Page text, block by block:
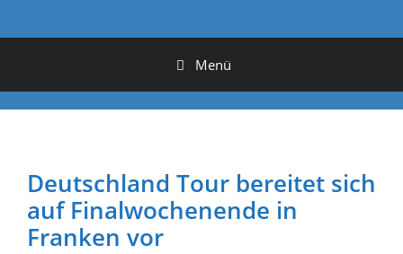
Menü
Deutschland Tour bereitet sich
auf Finalwochenende in
Franken vor